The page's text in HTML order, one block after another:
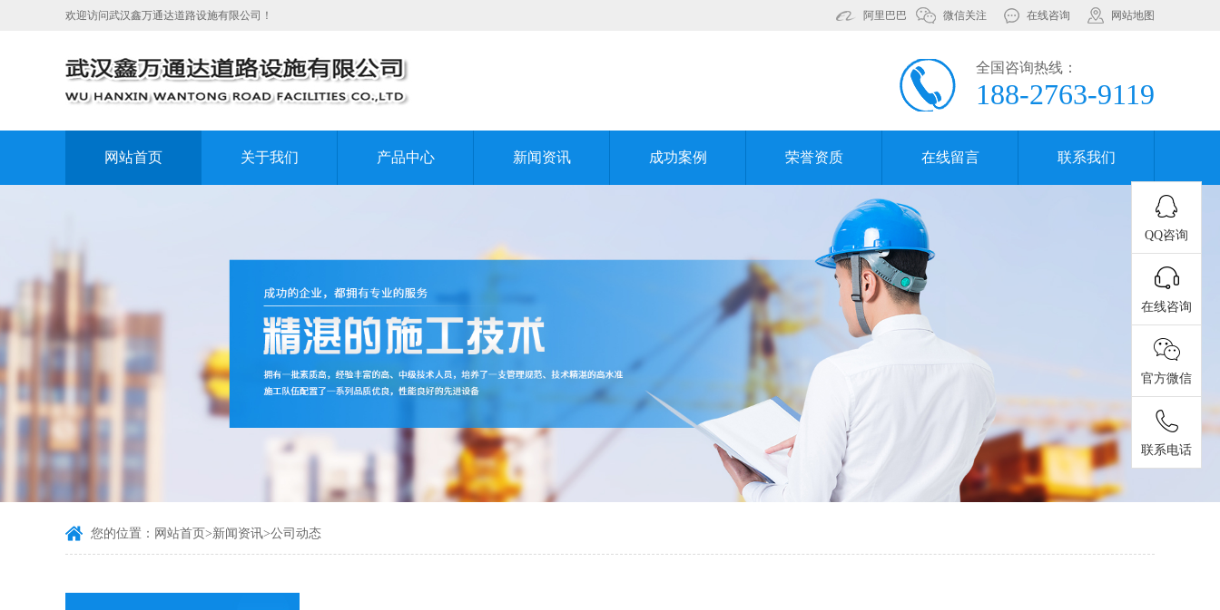
欢迎访问武汉鑫万通达道路设施有限公司！ 阿里巴巴 微信关注 在线咨询 网站地图
全国咨询热线：
188-2763-9119
网站首页 关于我们 产品中心 新闻资讯 成功案例 荣誉资质 在线留言 联系我们
您的位置： 网站首页 >新闻资讯>公司动态
QQ咨询
在线咨询
官方微信
联系电话